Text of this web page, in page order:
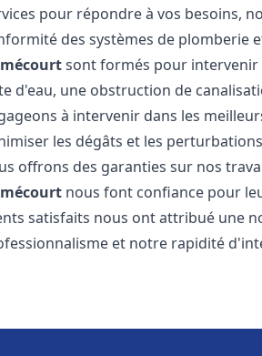
pour répondre à vos besoins,
des systèmes de plomberie
sont formés pour intervenir
d'eau, une obstruction de
à intervenir dans les
les dégâts et les
offrons des garanties sur nos
nous font confiance pour
satisfaits nous ont attribué une
et notre rapidité